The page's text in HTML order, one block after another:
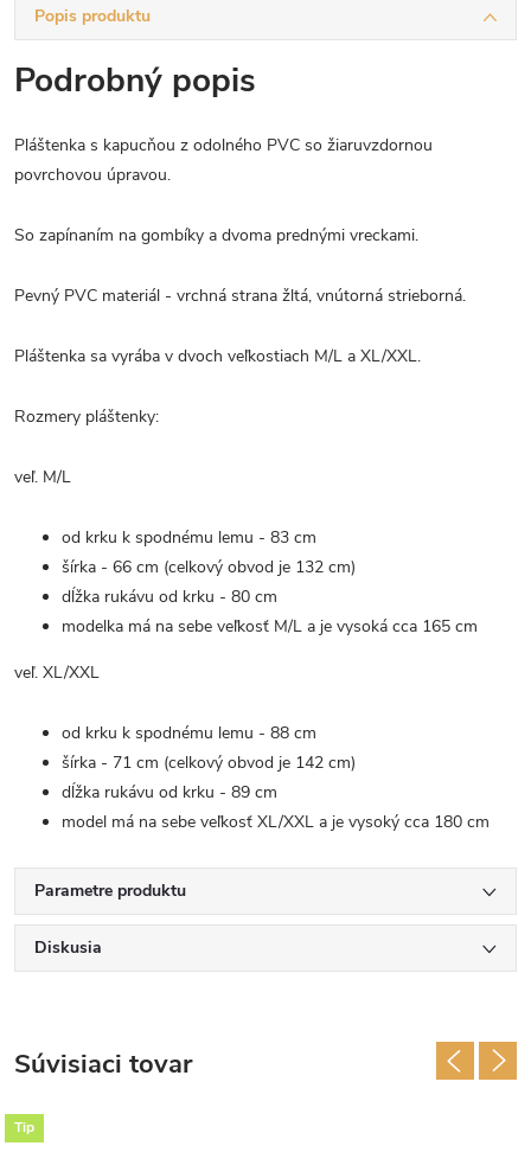
Popis produktu
Podrobný popis
Pláštenka s kapucňou z odolného PVC so žiaruvzdornou
povrchovou úpravou.
So zapínaním na gombíky a dvoma prednými vreckami.
Pevný PVC materiál - vrchná strana žltá, vnútorná strieborná.
Pláštenka sa vyrába v dvoch veľkostiach M/L a XL/XXL.
Rozmery pláštenky:
veľ. M/L
od krku k spodnému lemu - 83 cm
šírka - 66 cm (celkový obvod je 132 cm)
dĺžka rukávu od krku - 80 cm
modelka má na sebe veľkosť M/L a je vysoká cca 165 cm
veľ. XL/XXL
od krku k spodnému lemu - 88 cm
šírka - 71 cm (celkový obvod je 142 cm)
dĺžka rukávu od krku - 89 cm
model má na sebe veľkosť XL/XXL a je vysoký cca 180 cm
Parametre produktu
Diskusia
Súvisiaci tovar
Tip